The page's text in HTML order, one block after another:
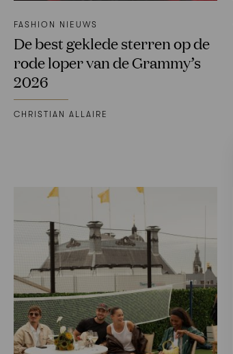
FASHION NIEUWS
De best geklede sterren op de
rode loper van de Grammy’s
2026
CHRISTIAN ALLAIRE